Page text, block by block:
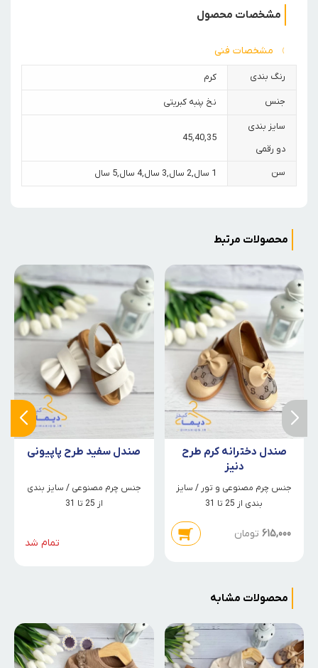
مشخصات محصول
مشخصات فنی
رنگ بندی کرم
جنس نخ پنبه کبریتی
سایز بندی
دو رقمی
35
,
40
,
45
سن 1 سال ,2 سال ,3 سال ,4 سال ,5 سال
محصولات مرتبط
صندل دخترانه کرم طرح
دنیز
جنس چرم مصنوعی و تور / سایز
بندی از 25 تا 31
615,000 تومان
صندل سفید طرح پاپیونی
جنس چرم مصنوعی / سایز بندی
از 25 تا 31
تمام شد
محصولات مشابه